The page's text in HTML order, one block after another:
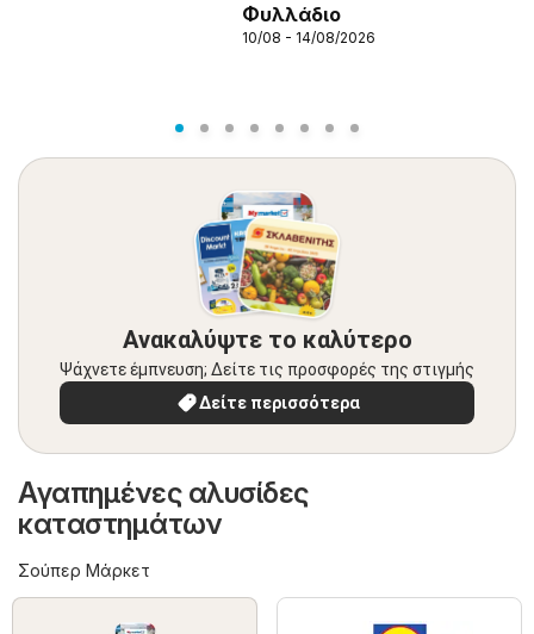
Φυλλάδιο
10/08 - 14/08/2026
Ανακαλύψτε το καλύτερο
Ψάχνετε έμπνευση; Δείτε τις προσφορές της στιγμής
Δείτε περισσότερα
Αγαπημένες αλυσίδες
καταστημάτων
Σούπερ Μάρκετ